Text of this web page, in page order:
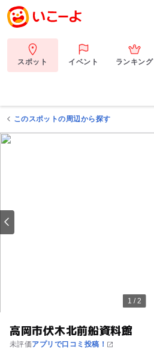
スポット イベント ランキング
このスポットの周辺から探す
1 / 2
高岡市伏木北前船資料館
未評価アプリで口コミ投稿！